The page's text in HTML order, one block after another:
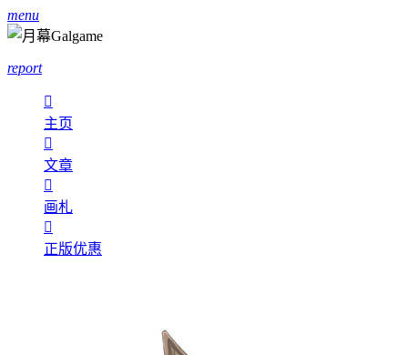
menu
report

主页

文章

画札

正版优惠